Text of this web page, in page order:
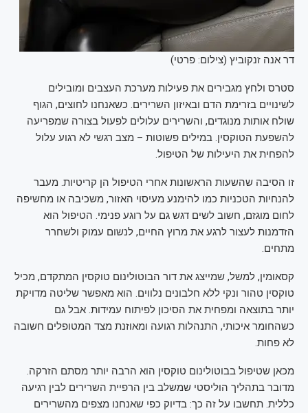
דר אנה זנקוביץ (צילום: פרטי)
סטרס ולחץ מגבירים את פעילות מערכת העצבים ומובילים
לשינויים בזרימת הדם ובאיזון השרירים. כשאנחנו לחוצים, הגוף
שולח אותות מנוגדים, והשרירים עלולים לפעול בצורה שמפריעה
להשפעת הטוקסין. במילים פשוטות – מצב רגשי לא רגוע עלול
להפחית את היעילות של הטיפול.
זו הסיבה שהשעות הראשונות אחרי הטיפול הן קריטיות. מעבר
להנחיות הטכניות כמו להימנע מעיסוי האזור, משכיבה או מחשיפה
לחום מוגזם, חשוב לשים דגש גם על רוגע פנימי. הטיפול הוא
הזדמנות לעצור לרגע את מרוץ החיים, לנשום עמוק ולשחרר
מתחים.
קסאומין, למשל, שמייצג את דור הבוטולינום טוקסין המתקדם, מכיל
טוקסין טהור ונקי ללא חלבונים נלווים. הוא מאפשר שליטה מדויקת
יותר בתוצאה ומפחית את הסיכון לפיתוח עמידות. אבל גם
כשהחומר איכותי, התנהלות רגועה ומאוזנת מצד המטופלים חשובה
לא פחות.
מכאן שטיפול בבוטולינום טוקסין הוא הרבה יותר מסתם הזרקה.
מדובר בתהליך הוליסטי שמשלב בין הרפיית השרירים לבין רגיעה
כללית. תחשבו על זה כך: בדיוק כפי שאנחנו מצפים מהשרירים